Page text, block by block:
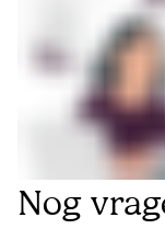
Nog